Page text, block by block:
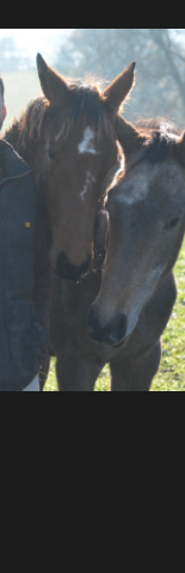
Skip to main content